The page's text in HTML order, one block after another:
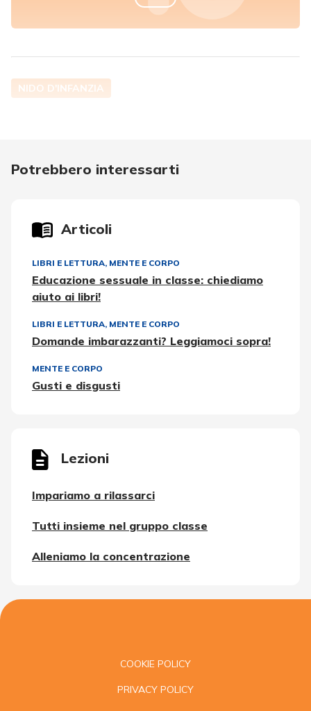
NIDO D'INFANZIA
Potrebbero interessarti
Articoli
LIBRI E LETTURA, MENTE E CORPO
Educazione sessuale in classe: chiediamo
aiuto ai libri!
LIBRI E LETTURA, MENTE E CORPO
Domande imbarazzanti? Leggiamoci sopra!
MENTE E CORPO
Gusti e disgusti
Lezioni
Impariamo a rilassarci
Tutti insieme nel gruppo classe
Alleniamo la concentrazione
COOKIE POLICY
PRIVACY POLICY